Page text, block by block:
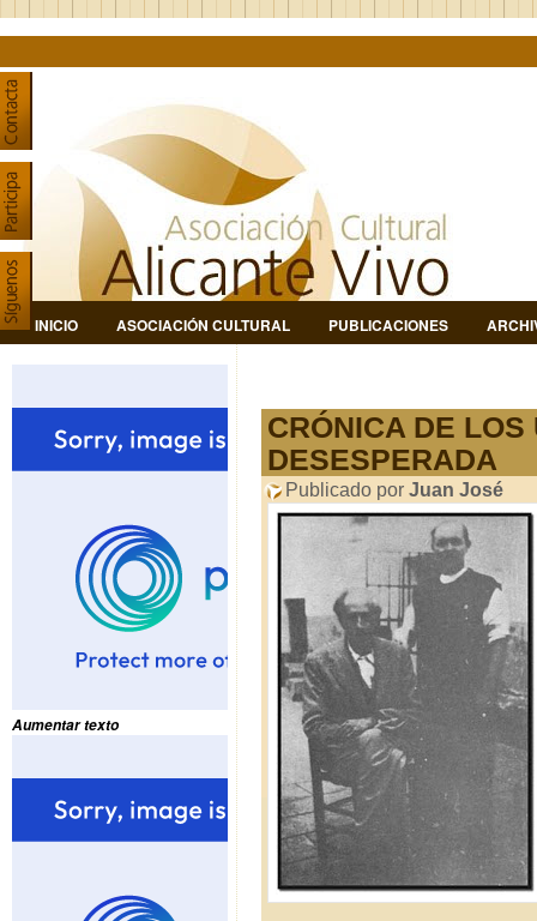
INICIO ASOCIACIÓN CULTURAL PUBLICACIONES
Aumentar texto
CRÓNICA DE
DESESPERADA
Publicado por Juan José